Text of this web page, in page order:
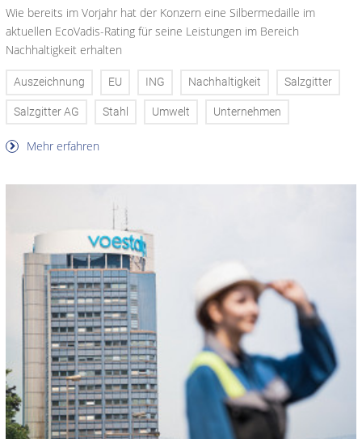
Wie bereits im Vorjahr hat der Konzern eine Silbermedaille im
aktuellen EcoVadis-Rating für seine Leistungen im Bereich
Nachhaltigkeit erhalten
Auszeichnung EU ING Nachhaltigkeit Salzgitter
Salzgitter AG Stahl Umwelt Unternehmen
Mehr erfahren